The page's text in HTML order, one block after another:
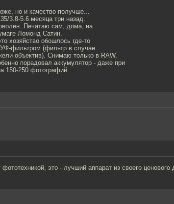
но и качество получше...
3.8-5.6 месяца три назад.
Печатаю сам, дома, на
Ломонд Сатин.
хозяйство обошлось где-то
фильтром (фильтр в случае
объектив). Снимаю только в RAW,
порадовал аккумулятор - даже при
150-250 фотографий.
это - лучший аппарат из своего ценового